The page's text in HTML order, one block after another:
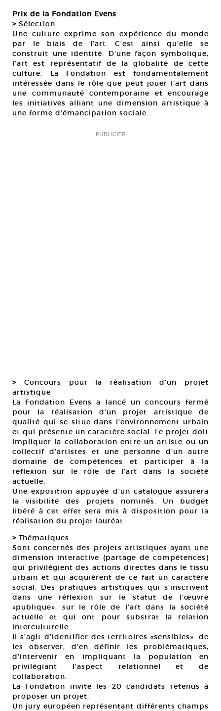
Prix de la Fondation Evens
> Sélection
Une culture exprime son expérience du monde
par le biais de l’art. C’est ainsi qu’elle se
construit une identité. D’une façon symbolique,
l’art est représentatif de la globalité de cette
culture. La Fondation est fondamentalement
intéressée dans le rôle que peut jouer l’art dans
une communauté contemporaine et encourage
les initiatives alliant une dimension artistique à
une forme d’émancipation sociale.
PUBLICITÉ
> Concours pour la réalisation d’un projet
artistique
La Fondation Evens a lancé un concours fermé
pour la réalisation d’un projet artistique de
qualité qui se situe dans l’environnement urbain
et qui présente un caractère social. Le projet doit
impliquer la collaboration entre un artiste ou un
collectif d’artistes et une personne d’un autre
domaine de compétences et participer à la
réflexion sur le rôle de l’art dans la société
actuelle.
Une exposition appuyée d’un catalogue assurera
la visibilité des projets nominés. Un budget
libéré à cet effet sera mis à disposition pour la
réalisation du projet lauréat.
> Thématiques
Sont concernés des projets artistiques ayant une
dimension interactive (partage de compétences)
qui privilégient des actions directes dans le tissu
urbain et qui acquièrent de ce fait un caractère
social. Des pratiques artistiques qui s’inscrivent
dans une réflexion sur le statut de l’œuvre
«publique», sur le rôle de l’art dans la société
actuelle et qui ont pour substrat la relation
interculturelle.
Il s’agit d’identifier des territoires «sensibles»: de
les observer, d’en définir les problématiques,
d’intervenir en impliquant la population en
privilégiant l’aspect relationnel et de
collaboration.
La Fondation invite les 20 candidats retenus à
proposer un projet.
Un jury européen représentant différents champs